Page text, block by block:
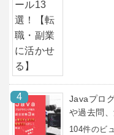
Javaプロ
や過去問
104件のビ